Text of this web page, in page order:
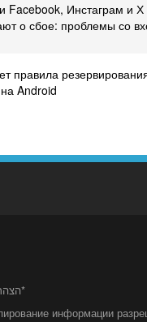
Facebook, Инстаграм и Х
о сбое: проблемы со
правила
Android
הצהרת הנגישות*
информации